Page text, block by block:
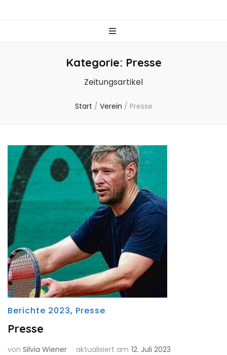
Kategorie: Presse
Zeitungsartikel
Start / Verein / Presse
Berichte 2023, Presse
Presse
von Silvia Wiener aktualisiert am 12. Juli 2023